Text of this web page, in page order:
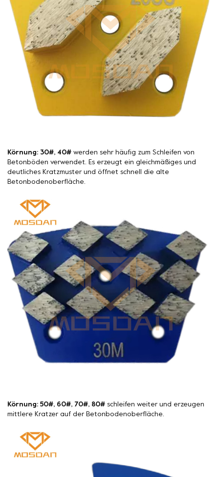
Körnung: 30#, 40# werden sehr häufig zum Schleifen von
Betonböden verwendet. Es erzeugt ein gleichmäßiges und
deutliches Kratzmuster und öffnet schnell die alte
Betonbodenoberfläche.
Körnung: 50#, 60#, 70#, 80# schleifen weiter und erzeugen
mittlere Kratzer auf der Betonbodenoberfläche.